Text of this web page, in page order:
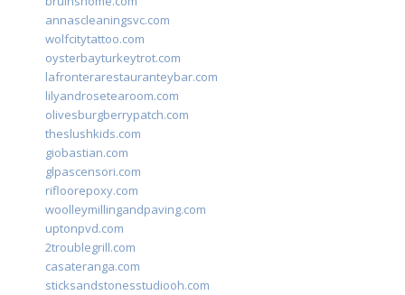
annascleaningsvc.com
wolfcitytattoo.com
oysterbayturkeytrot.com
lafronterarestauranteybar.com
lilyandrosetearoom.com
olivesburgberrypatch.com
theslushkids.com
giobastian.com
glpascensori.com
rifloorepoxy.com
woolleymillingandpaving.com
uptonpvd.com
2troublegrill.com
casateranga.com
sticksandstonesstudiooh.com